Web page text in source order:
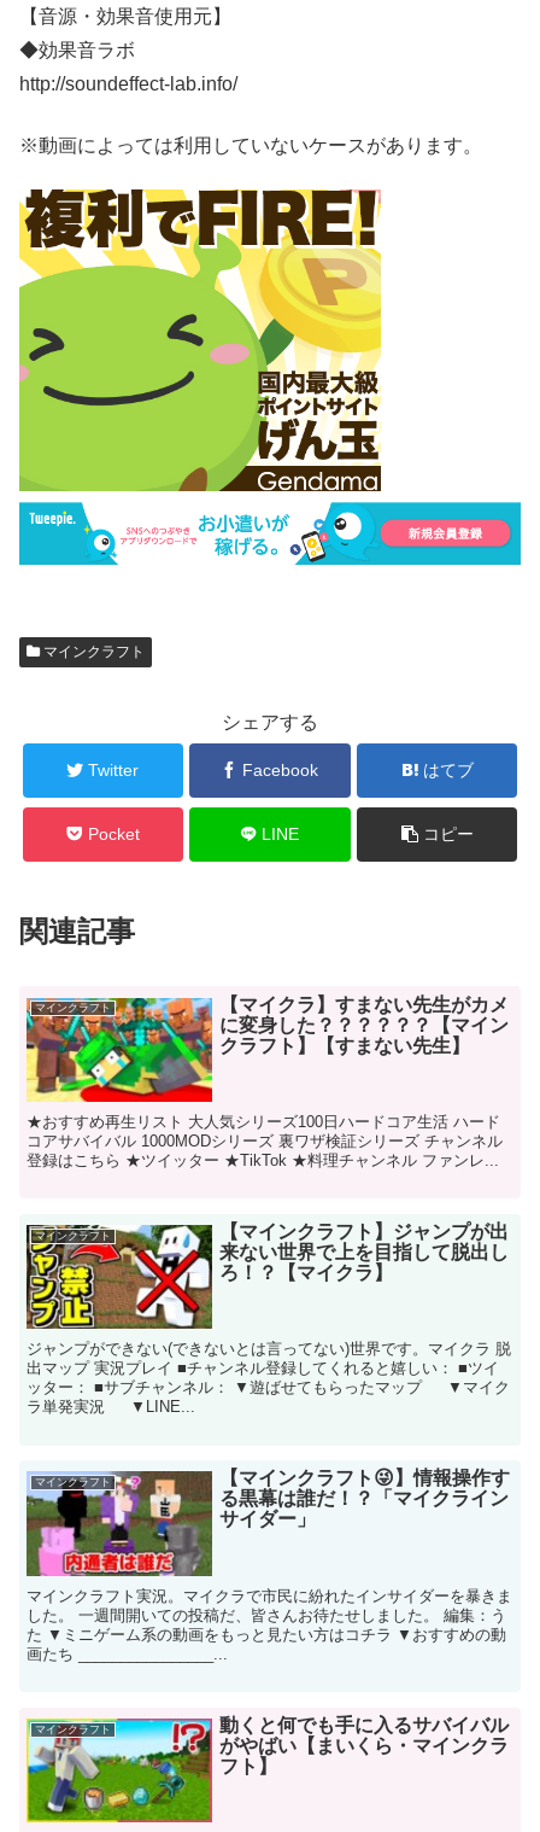
【音源・効果音使用元】
◆効果音ラボ
http://soundeffect-lab.info/
※動画によっては利用していないケースがあります。
マインクラフト
シェアする
Twitter Facebook はてブ
Pocket LINE コピー
関連記事
マインクラフト
【マイクラ】すまない先生がカメ
に変身した？？？？？？【マイン
クラフト】【すまない先生】
★おすすめ再生リスト 大人気シリーズ100日ハードコア生活 ハード
コアサバイバル 1000MODシリーズ 裏ワザ検証シリーズ チャンネル
登録はこちら ★ツイッター ★TikTok ★料理チャンネル ファンレ...
マインクラフト
【マインクラフト】ジャンプが出
来ない世界で上を目指して脱出し
ろ！？【マイクラ】
ジャンプができない(できないとは言ってない)世界です。マイクラ 脱
出マップ 実況プレイ ■チャンネル登録してくれると嬉しい： ■ツイ
ッター： ■サブチャンネル： ▼遊ばせてもらったマップ ▼マイク
ラ単発実況 ▼LINE...
マインクラフト
【マインクラフト😜】情報操作す
る黒幕は誰だ！？「マイクライン
サイダー」
マインクラフト実況。マイクラで市民に紛れたインサイダーを暴きま
した。 一週間開いての投稿だ、皆さんお待たせしました。 編集：う
た ▼ミニゲーム系の動画をもっと見たい方はコチラ ▼おすすめの動
画たち ________________...
マインクラフト
動くと何でも手に入るサバイバル
がやばい【まいくら・マインクラ
フト】